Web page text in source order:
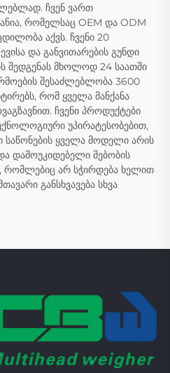
ჩვენ ვართ
რომელსაც OEM და ODM
აქვს. ჩვენი 20
და განვითარების გუნდი
შედგენას მხოლოდ 24 საათში
შესაძლებლობა 3600
რომ ყველა მანქანა
ჩვენი პროდუქტები
უპირატესობებით,
ყველა მოდელი არის
დამოუკიდებელი მებობის
რომლებიც არ სჭირდება ხელით
განსხვავება სხვა